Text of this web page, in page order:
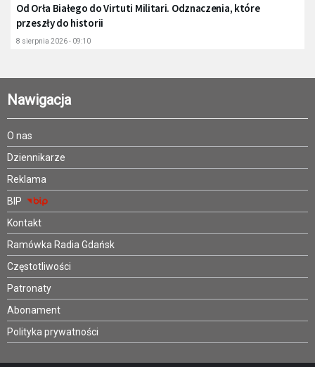
Od Orła Białego do Virtuti Militari. Odznaczenia, które
przeszły do historii
8 sierpnia 2026 - 09:10
Nawigacja
O nas
Dziennikarze
Reklama
BIP
Kontakt
Ramówka Radia Gdańsk
Częstotliwości
Patronaty
Abonament
Polityka prywatności